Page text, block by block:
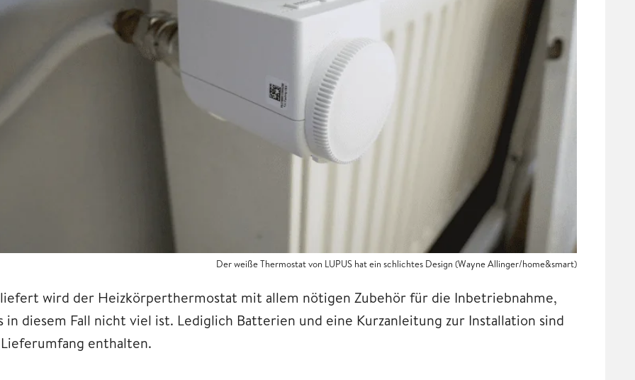
Der weiße Thermostat von LUPUS hat ein schlichtes Design (Wayne Allinger/home&smart)
wird der Heizkörperthermostat mit allem nötigen Zubehör für die Inbetriebnahme,
in diesem Fall nicht viel ist. Lediglich Batterien und eine Kurzanleitung zur Installation sind
enthalten.